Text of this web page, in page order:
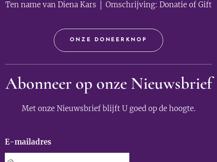
Ten name van Diena Kars │ Omschrijving: Donatie of Gift
ONZE DONEERKNOP
Abonneer op onze Nieuwsbrief
Met onze Nieuwsbrief blijft U goed op de hoogte.
E-mailadres